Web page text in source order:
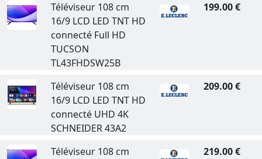
Téléviseur 108 cm
16/9 LCD LED TNT HD
connecté Full HD
TUCSON
TL43FHDSW25B
199.00 €
Téléviseur 108 cm
16/9 LCD LED TNT HD
connecté UHD 4K
SCHNEIDER 43A2
209.00 €
Téléviseur 108 cm
219.00 €